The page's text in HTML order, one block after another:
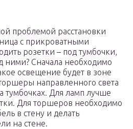
проблемой расстановки
с прикроватными
розетки – под тумбочки,
ними? Сначала необходимо
освещение будет в зоне
направленного света
тумбочках. Для ламп лучше
Для торшеров необходимо
в стену и делать
на стене.